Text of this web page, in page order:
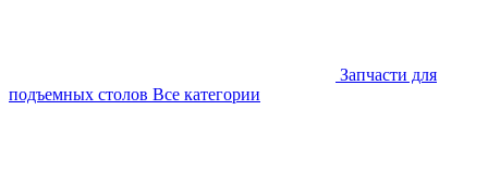
Запчасти для
подъемных столов Все категории